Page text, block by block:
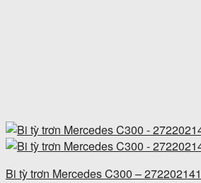
Bi tỳ trơn Mercedes C300 –